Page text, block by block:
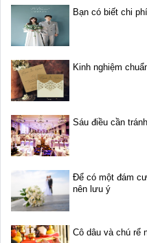
Bạn có biết chi
Kinh nghiệm
Sáu điều cần
Để có một đám
nên lưu ý
Cô dâu và chú rể